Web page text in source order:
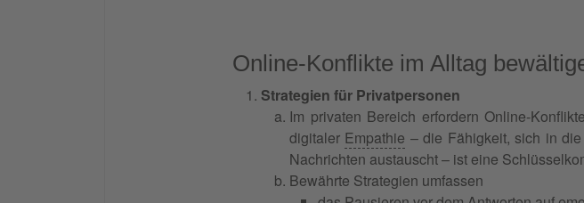
Online-Konflikte im Alltag
Strategien für Privatpersonen
Im privaten Bereich erfordern Online-
digitaler Empathie – die Fähigkeit, sich in
Nachrichten austauscht – ist eine
Bewährte Strategien umfassen